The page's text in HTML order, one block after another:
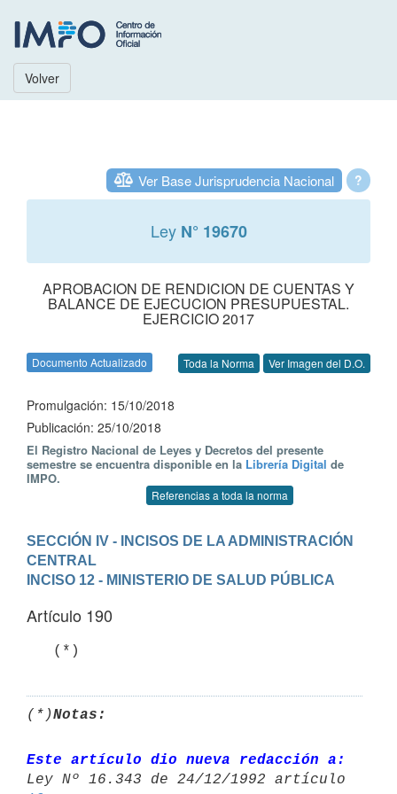
Volver
?
Ver Base Jurisprudencia Nacional
Ley N° 19670
APROBACION DE RENDICION DE CUENTAS Y
BALANCE DE EJECUCION PRESUPUESTAL.
EJERCICIO 2017
Documento Actualizado Toda la Norma Ver Imagen del D.O.
Promulgación: 15/10/2018
Publicación: 25/10/2018
El Registro Nacional de Leyes y Decretos del presente
semestre se encuentra disponible en la Librería Digital de
IMPO.
Referencias a toda la norma
SECCIÓN IV - INCISOS DE LA ADMINISTRACIÓN
CENTRAL
INCISO 12 - MINISTERIO DE SALUD PÚBLICA
Artículo 190
(*)Notas:
Este artículo dio nueva redacción a: